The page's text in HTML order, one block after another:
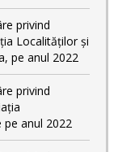
privind
Localităților și
pe anul 2022
privind
pe anul 2022